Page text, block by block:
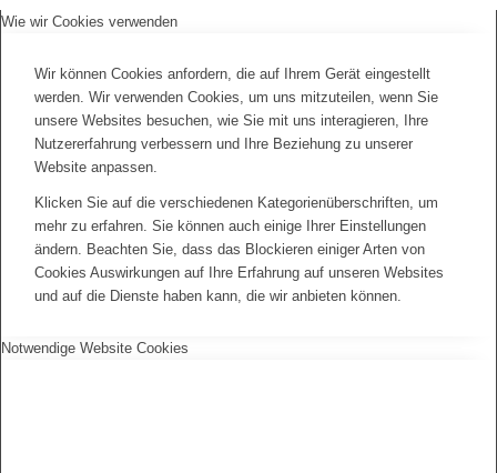
Wie wir Cookies verwenden
Wir können Cookies anfordern, die auf Ihrem Gerät eingestellt
werden. Wir verwenden Cookies, um uns mitzuteilen, wenn Sie
unsere Websites besuchen, wie Sie mit uns interagieren, Ihre
Nutzererfahrung verbessern und Ihre Beziehung zu unserer
Website anpassen.
Klicken Sie auf die verschiedenen Kategorienüberschriften, um
mehr zu erfahren. Sie können auch einige Ihrer Einstellungen
ändern. Beachten Sie, dass das Blockieren einiger Arten von
Cookies Auswirkungen auf Ihre Erfahrung auf unseren Websites
und auf die Dienste haben kann, die wir anbieten können.
Notwendige Website Cookies